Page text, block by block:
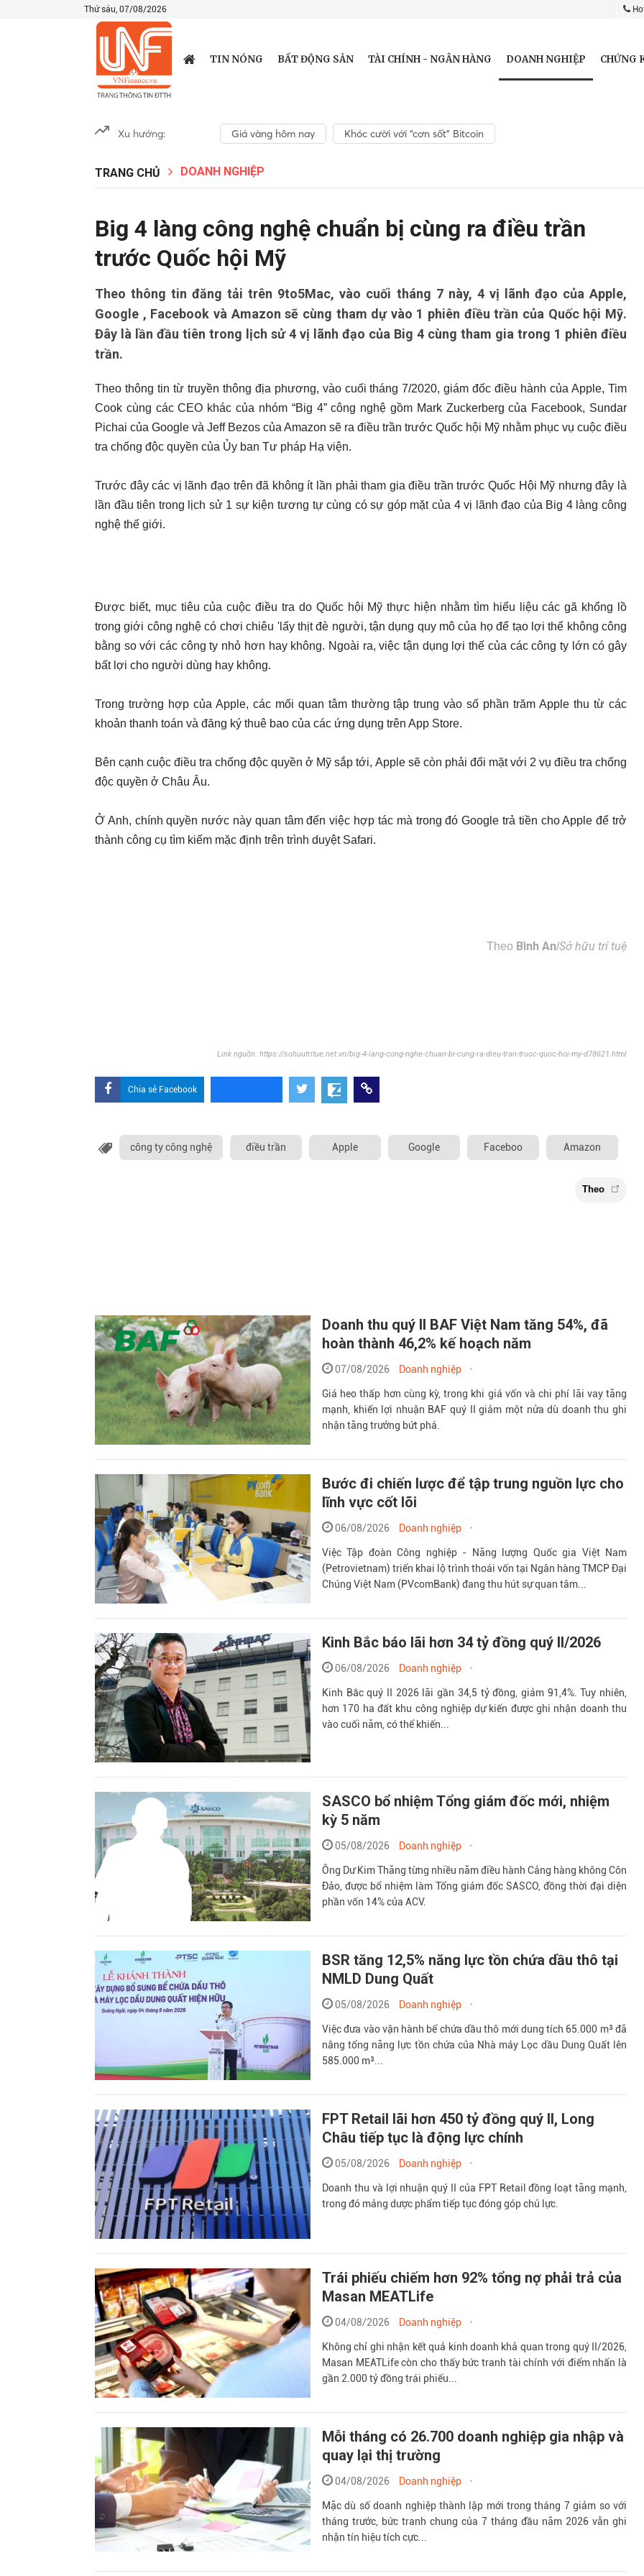
Thứ sáu, 07/08/2026
TIN NÓNG BẤT ĐỘNG SẢN TÀI CHÍNH - NGÂN HÀNG DOANH NGHIỆP CHỨNG
Xu hướng: Giá vàng hôm nay Khóc cười với “cơn sốt” Bitcoin
TRANG CHỦ DOANH NGHIỆP
Big 4 làng công nghệ chuẩn bị cùng ra điều trần
trước Quốc hội Mỹ
Theo thông tin đăng tải trên 9to5Mac, vào cuối tháng 7 này, 4 vị lãnh đạo của Apple,
Google , Facebook và Amazon sẽ cùng tham dự vào 1 phiên điều trần của Quốc hội Mỹ.
Đây là lần đầu tiên trong lịch sử 4 vị lãnh đạo của Big 4 cùng tham gia trong 1 phiên điều
trần.
Theo thông tin từ truyền thông địa phương, vào cuối tháng 7/2020, giám đốc điều hành của Apple, Tim
Cook cùng các CEO khác của nhóm “Big 4” công nghệ gồm Mark Zuckerberg của Facebook, Sundar
Pichai của Google và Jeff Bezos của Amazon sẽ ra điều trần trước Quốc hội Mỹ nhằm phục vụ cuộc điều
tra chống độc quyền của Ủy ban Tư pháp Hạ viện.
Trước đây các vị lãnh đạo trên đã không ít lần phải tham gia điều trần trước Quốc Hội Mỹ nhưng đây là
lần đầu tiên trong lịch sử 1 sự kiện tương tự cùng có sự góp mặt của 4 vị lãnh đạo của Big 4 làng công
nghệ thế giới.
Được biết, mục tiêu của cuộc điều tra do Quốc hội Mỹ thực hiện nhằm tìm hiểu liệu các gã khổng lồ
trong giới công nghệ có chơi chiêu 'lấy thịt đè người, tận dụng quy mô của họ để tạo lợi thế không công
bằng so với các công ty nhỏ hơn hay không. Ngoài ra, việc tận dụng lợi thế của các công ty lớn có gây
bất lợi cho người dùng hay không.
Trong trường hợp của Apple, các mối quan tâm thường tập trung vào số phần trăm Apple thu từ các
khoản thanh toán và đăng ký thuê bao của các ứng dụng trên App Store.
Bên cạnh cuộc điều tra chống độc quyền ở Mỹ sắp tới, Apple sẽ còn phải đối mặt với 2 vụ điều tra chống
độc quyền ở Châu Âu.
Ở Anh, chính quyền nước này quan tâm đến việc hợp tác mà trong đó Google trả tiền cho Apple để trở
thành công cụ tìm kiếm mặc định trên trình duyệt Safari.
Theo Bình An/Sở hữu trí tuệ
Link nguồn: https://sohuutritue.net.vn/big-4-lang-cong-nghe-chuan-bi-cung-ra-dieu-tran-truoc-quoc-hoi-my-d78621.html
Chia sẻ Facebook
công ty công nghệ điều trần Apple Google Faceboo Amazon
Doanh thu quý II BAF Việt Nam tăng 54%, đã
hoàn thành 46,2% kế hoạch năm
07/08/2026 Doanh nghiệp
Giá heo thấp hơn cùng kỳ, trong khi giá vốn và chi phí lãi vay tăng
mạnh, khiến lợi nhuận BAF quý II giảm một nửa dù doanh thu ghi
nhận tăng trưởng bứt phá.
Bước đi chiến lược để tập trung nguồn lực cho
lĩnh vực cốt lõi
06/08/2026 Doanh nghiệp
Việc Tập đoàn Công nghiệp - Năng lượng Quốc gia Việt Nam
(Petrovietnam) triển khai lộ trình thoái vốn tại Ngân hàng TMCP Đại
Chúng Việt Nam (PVcomBank) đang thu hút sự quan tâm...
Kinh Bắc báo lãi hơn 34 tỷ đồng quý II/2026
06/08/2026 Doanh nghiệp
Kinh Bắc quý II 2026 lãi gần 34,5 tỷ đồng, giảm 91,4%. Tuy nhiên,
hơn 170 ha đất khu công nghiệp dự kiến được ghi nhận doanh thu
vào cuối năm, có thể khiến...
SASCO bổ nhiệm Tổng giám đốc mới, nhiệm
kỳ 5 năm
05/08/2026 Doanh nghiệp
Ông Dư Kim Thăng từng nhiều năm điều hành Cảng hàng không Côn
Đảo, được bổ nhiệm làm Tổng giám đốc SASCO, đồng thời đại diện
phần vốn 14% của ACV.
BSR tăng 12,5% năng lực tồn chứa dầu thô tại
NMLD Dung Quất
05/08/2026 Doanh nghiệp
Việc đưa vào vận hành bể chứa dầu thô mới dung tích 65.000 m³ đã
nâng tổng năng lực tồn chứa của Nhà máy Lọc dầu Dung Quất lên
585.000 m³...
FPT Retail lãi hơn 450 tỷ đồng quý II, Long
Châu tiếp tục là động lực chính
05/08/2026 Doanh nghiệp
Doanh thu và lợi nhuận quý II của FPT Retail đồng loạt tăng mạnh,
trong đó mảng dược phẩm tiếp tục đóng góp chủ lực.
Trái phiếu chiếm hơn 92% tổng nợ phải trả của
Masan MEATLife
04/08/2026 Doanh nghiệp
Không chỉ ghi nhận kết quả kinh doanh khả quan trong quý II/2026,
Masan MEATLife còn cho thấy bức tranh tài chính với điểm nhấn là
gần 2.000 tỷ đồng trái phiếu...
Mỗi tháng có 26.700 doanh nghiệp gia nhập và
quay lại thị trường
04/08/2026 Doanh nghiệp
Mặc dù số doanh nghiệp thành lập mới trong tháng 7 giảm so với
tháng trước, bức tranh chung của 7 tháng đầu năm 2026 vẫn ghi
nhận tín hiệu tích cực...